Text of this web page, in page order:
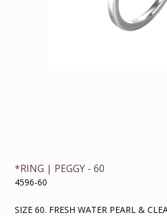
*RING | PEGGY - 60
4596-60
SIZE 60. FRESH WATER PEARL &